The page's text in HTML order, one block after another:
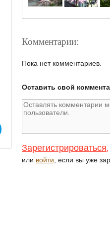
Комментарии:
Пока нет комментариев.
Оставить свой
Зарегистрироваться,
или войти , если вы уже